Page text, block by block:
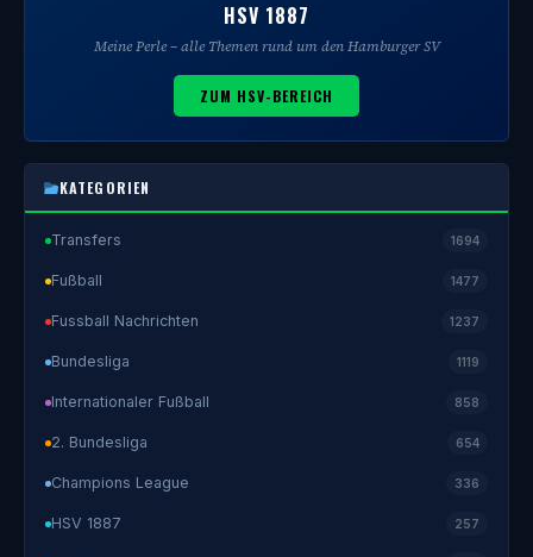
HSV 1887
Meine Perle – alle Themen rund um den Hamburger SV
ZUM HSV-BEREICH
KATEGORIEN
Transfers 1694
Fußball 1477
Fussball Nachrichten 1237
Bundesliga 1119
Internationaler Fußball 858
2. Bundesliga 654
Champions League 336
HSV 1887 257